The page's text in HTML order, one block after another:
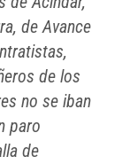
de Avance
de los
no se iban
paro
de